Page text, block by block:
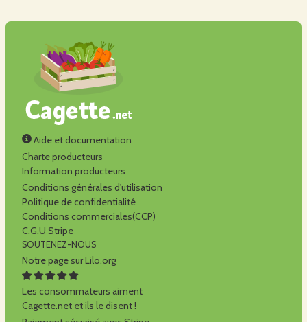
Aide et documentation
Charte producteurs
Information producteurs
Conditions générales d'utilisation
Politique de confidentialité
Conditions commerciales(CCP)
C.G.U Stripe
SOUTENEZ-NOUS
Notre page sur Lilo.org
Les consommateurs aiment
Cagette.net et ils le disent !